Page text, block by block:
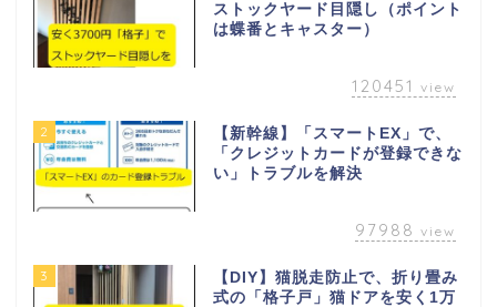
ストックヤード目隠し（ポイント
は蝶番とキャスター）
120451 view
2
【新幹線】「スマートEX」で、
「クレジットカードが登録できな
い」トラブルを解決
97988 view
3
【DIY】猫脱走防止で、折り畳み
式の「格子戸」猫ドアを安く1万